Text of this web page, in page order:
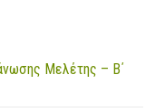
Μελέτης – Β΄